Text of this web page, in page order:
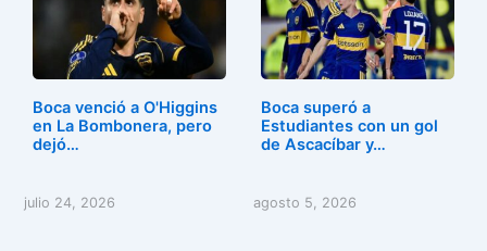
Boca venció a O'Higgins
en La Bombonera, pero
dejó…
julio 24, 2026
Boca superó a
Estudiantes con un gol
de Ascacíbar y…
agosto 5, 2026